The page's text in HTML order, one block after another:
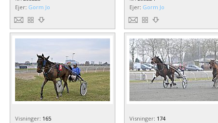
Ejer: Gorm Jo
Ejer: Gorm Jo
Visninger: 165
Visninger: 174